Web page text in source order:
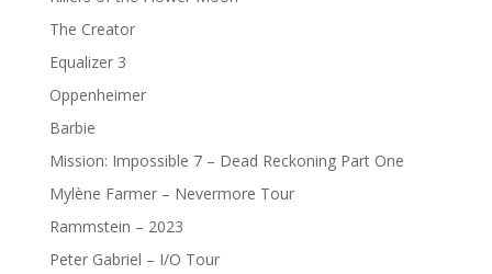
The Creator
Equalizer 3
Oppenheimer
Barbie
Mission: Impossible 7 – Dead Reckoning Part One
Mylène Farmer – Nevermore Tour
Rammstein – 2023
Peter Gabriel – I/O Tour